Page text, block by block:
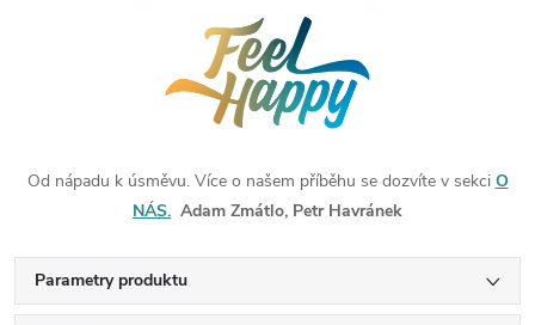
Od nápadu k úsměvu. Více o našem příběhu se dozvíte v sekci O
NÁS. Adam Zmátlo, Petr Havránek
Parametry produktu